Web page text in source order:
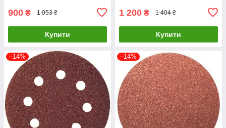
900 ₴ 1 053 ₴
Купити
1 200 ₴ 1 404 ₴
Купити
–14% –14%